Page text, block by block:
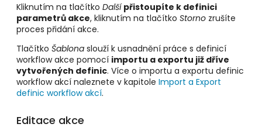
Kliknutím na tlačítko Další přistoupíte k definici
parametrů akce, kliknutím na tlačítko Storno zrušíte
proces přidání akce.
Tlačítko Šablona slouží k usnadnění práce s definicí
workflow akce pomocí importu a exportu již dříve
vytvořených definic. Více o importu a exportu definic
workflow akcí naleznete v kapitole Import a Export
definic workflow akcí.
Editace akce